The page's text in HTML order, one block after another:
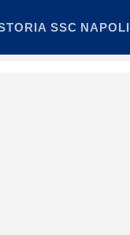
SSC NAPOLI